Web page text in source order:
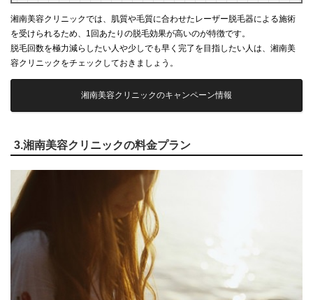
湘南美容クリニックでは、肌質や毛質に合わせたレーザー脱毛器による施術
を受けられるため、1回あたりの脱毛効果が高いのが特徴です。
脱毛回数を極力減らしたい人や少しでも早く完了を目指したい人は、湘南美
容クリニックをチェックしておきましょう。
湘南美容クリニックのキャンペーン情報
3.湘南美容クリニックの料金プラン